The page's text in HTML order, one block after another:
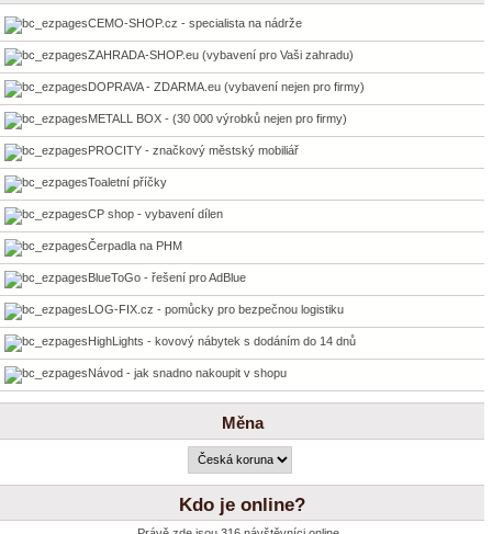
CEMO-SHOP.cz - specialista na nádrže
ZAHRADA-SHOP.eu (vybavení pro Vaši zahradu)
DOPRAVA - ZDARMA.eu (vybavení nejen pro firmy)
METALL BOX - (30 000 výrobků nejen pro firmy)
PROCITY - značkový městský mobiliář
Toaletní příčky
CP shop - vybavení dílen
Čerpadla na PHM
BlueToGo - řešení pro AdBlue
LOG-FIX.cz - pomůcky pro bezpečnou logistiku
HighLights - kovový nábytek s dodáním do 14 dnů
Návod - jak snadno nakoupit v shopu
Měna
Kdo je online?